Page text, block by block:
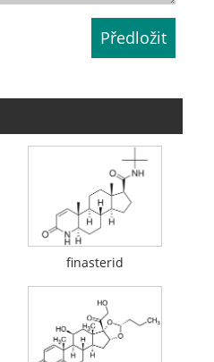
finasterid